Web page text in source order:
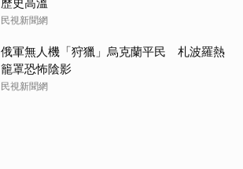
歷史高溫
民視新聞網
俄軍無人機「狩獵」烏克蘭平民 札波羅熱
籠罩恐怖陰影
民視新聞網